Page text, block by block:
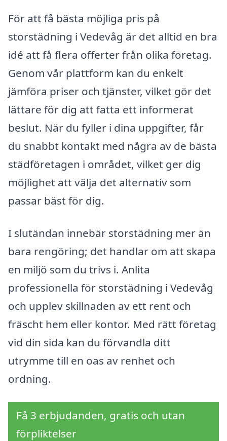
För att få bästa möjliga pris på
storstädning i Vedevåg är det alltid en bra
idé att få flera offerter från olika företag.
Genom vår plattform kan du enkelt
jämföra priser och tjänster, vilket gör det
lättare för dig att fatta ett informerat
beslut. När du fyller i dina uppgifter, får
du snabbt kontakt med några av de bästa
städföretagen i området, vilket ger dig
möjlighet att välja det alternativ som
passar bäst för dig.
I slutändan innebär storstädning mer än
bara rengöring; det handlar om att skapa
en miljö som du trivs i. Anlita
professionella för storstädning i Vedevåg
och upplev skillnaden av ett rent och
fräscht hem eller kontor. Med rätt företag
vid din sida kan du förvandla ditt
utrymme till en oas av renhet och
ordning.
Få 3 erbjudanden, gratis och utan
förpliktelser